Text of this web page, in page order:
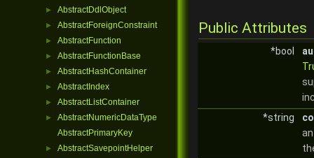
► AbstractDdlObject
► AbstractForeignConstraint
► AbstractFunction
► AbstractFunctionBase
► AbstractHashContainer
► AbstractIndex
► AbstractListContainer
►
AbstractNumericDataType
AbstractPrimaryKey
► AbstractSavepointHelper
Public Attributes
*bool
*string